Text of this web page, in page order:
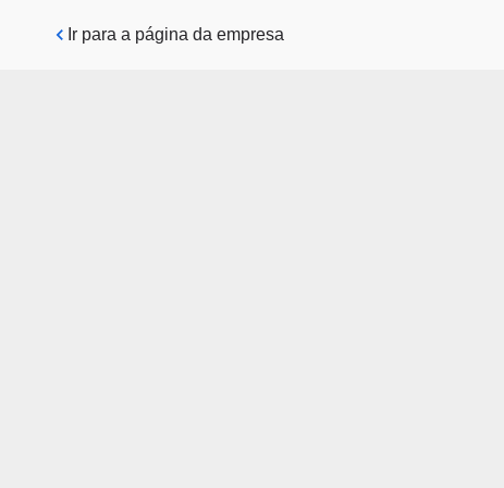
Pular para o conteúdo principal
Ir para a página da empresa